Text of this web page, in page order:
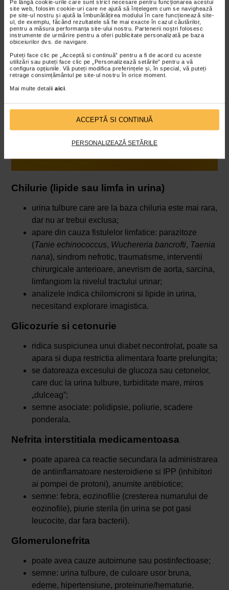
Pe lângă cookie-urile care sunt strict necesare pentru funcționarea acestui
site web, folosim cookie-uri care ne ajută să înțelegem cum se navighează
pe site-ul nostru și ajută la îmbunătățirea modului în care funcționează site-
ul, de exemplu, făcând rezultatele să fie mai exacte în cazul căutărilor,
pentru a măsura performanța site-ului nostru. Partenerii noștri folosesc
instrumente de urmărire pentru a oferi publicitate personalizată pe baza
obiceiurilor dvs. de navigare.
Puteți face clic pe „Acceptă si continuă” pentru a fi de acord cu aceste
utilizări sau puteți face clic pe „Personalizează setările” pentru a vă
configura opțiunile. Vă puteți modifica preferințele și, în special, vă puteți
retrage consimțământul pe site-ul nostru în orice moment.
Mai multe detalii aici.
ACCEPTĂ SI CONTINUĂ
PERSONALIZEAZĂ SETĂRILE
recomandandu-se consultul urologului sau
nefrologului.
Chilurie (lipide sau limfa in urina)
urina tulbure care are la baza chiluria este mai rara,
dar nu ar trebui exclusa;
apare din cauza fistulelor limfatice: parazitoze
(Tanie echinococcus, Wuchereria bancrofti, Taenia
nana), sindrom nefrotic, traumatisme, interventii
chirurgicale anterioare, anevrism de aorta, sarcina,
limfangiom la nivelul tractului urinar;
analizele indica chilomicroni si lipide in urina,
necesitand explorare imagistica.
Glicozurie si cetonurie
ridica suspiciunea unui diabet necontrolat, poate sa
apara si dupa restrictia alimentara foarte prelungita;
se datoreaza excesului de glucoza sau cetonelor,
care duc la urina tulbure, turbiditate mare, miros
„dulceag”;
semne asociate: polidipsie, poliurie, scadere
ponderala.
Nefrita interstitiala medicamentoasa
poate aparea ca reactie secundara la administrarea
de antiinflamatoare nesteroidiene si IPP (inhibitori
ai pompei de protoni), anumite antibiotice;
semne: febra, eozinofilie (cresterea numarului de
eozinofile), piurie sterila (in urina se pot gasi
leucocite, dar fara bacterii).
Glomerulonefrita
poate avea cauze autoimune sau postinfectioase;
semne: urina tulbure, de culoare usor bruna,
edeme, hipertensiune, proteinurie/hematurie.